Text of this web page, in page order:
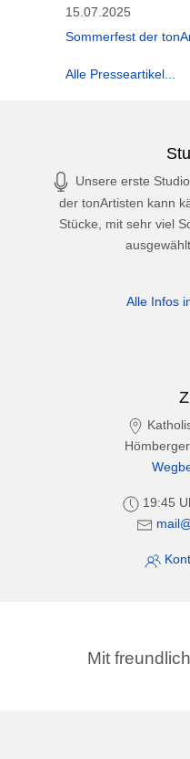
15.07.2025
Sommerfest der
Alle Presseartikel...
Unsere erste
der tonArtisten kann
Stücke, mit sehr viel
Alle Infos
19:45
Mit